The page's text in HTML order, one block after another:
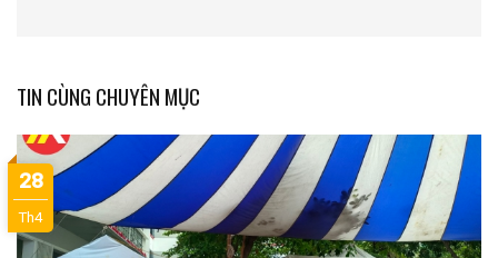
TIN CÙNG CHUYÊN MỤC
28
Th4